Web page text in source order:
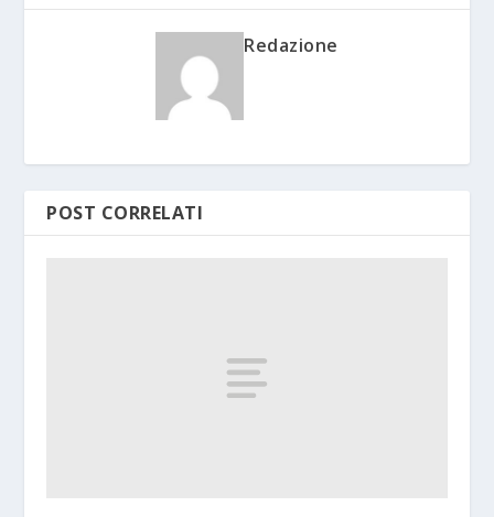
Redazione
POST CORRELATI